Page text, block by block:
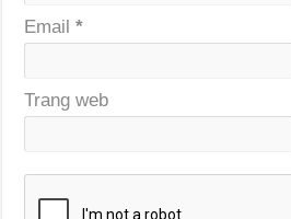
Email*
Trang web